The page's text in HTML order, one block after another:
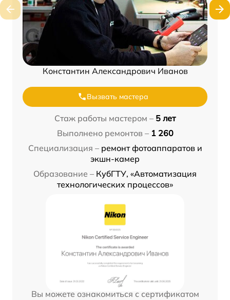
Константин Александрович Иванов
Вызвать мастера
Стаж работы мастером – 5 лет
Выполнено ремонтов – 1 260
Специализация – ремонт фотоаппаратов и
экшн-камер
Образование – КубГТУ, «Автоматизация
технологических процессов»
Вы можете ознакомиться с сертификатом